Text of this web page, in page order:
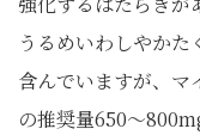
うるめいわしやかた
含んでいますが、
の推奨量650～